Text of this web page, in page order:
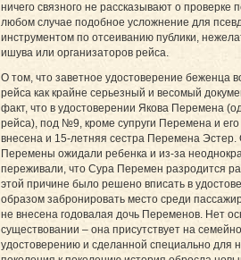
ничего связного не рассказывают о проверке
любом случае подобное усложнение для
инструментом по отсеиванию публики,
ишува или организаторов рейса.
О том, что заветное удостоверение беженца
рейса как крайне серьезный и весомый
факт, что в удостоверении Якова Перемена
рейса), под №9, кроме супруги Перемена и
внесена и 15-летняя сестра Перемена Эстер.
Перемены ожидали ребенка и из-за
переживали, что Сура Перемен разродится
этой причине было решено вписать в
образом забронировать место среди
не внесена годовалая дочь Переменов. Нет
существовании – она присутствует на
удостоверению и сделанной специально для